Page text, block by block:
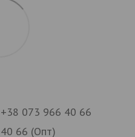
+38 073 966 40 66
66 (Опт)